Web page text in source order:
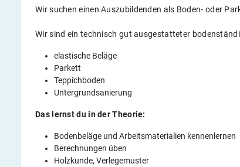
Wir suchen einen Auszubildenden als Boden- oder
Wir sind ein technisch gut ausgestatteter
elastische Beläge
Parkett
Teppichboden
Untergrundsanierung
Das lernst du in der Theorie:
Bodenbeläge und Arbeitsmaterialien kennenlernen
Berechnungen üben
Holzkunde, Verlegemuster